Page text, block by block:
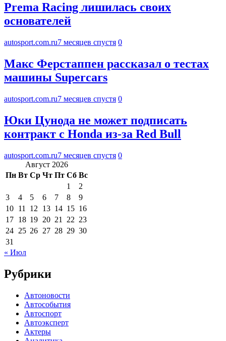
Prema Racing лишилась своих
основателей
autosport.com.ru7 месяцев спустя 0
Макс Ферстаппен рассказал о тестах
машины Supercars
autosport.com.ru7 месяцев спустя 0
Юки Цунода не может подписать
контракт с Honda из-за Red Bull
autosport.com.ru7 месяцев спустя 0
Август 2026
Пн Вт Ср Чт Пт Сб Вс
1
2
3
4 5 6 7 8
9
10 11 12 13 14 15 16
17 18 19 20 21 22 23
24 25 26 27 28 29 30
31
« Июл
Рубрики
Автоновости
Автособытия
Автоспорт
Автоэксперт
Актеры